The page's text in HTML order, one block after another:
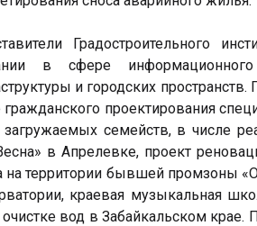
Градостроительного
в сфере
и городских
проектирования
загружаемых семейств, в числе
в Апрелевке, проект
на территории бывшей промзоны
краевая музыкальная
вод в Забайкальском крае.